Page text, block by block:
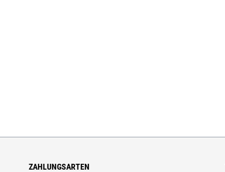
ZAHLUNGSARTEN